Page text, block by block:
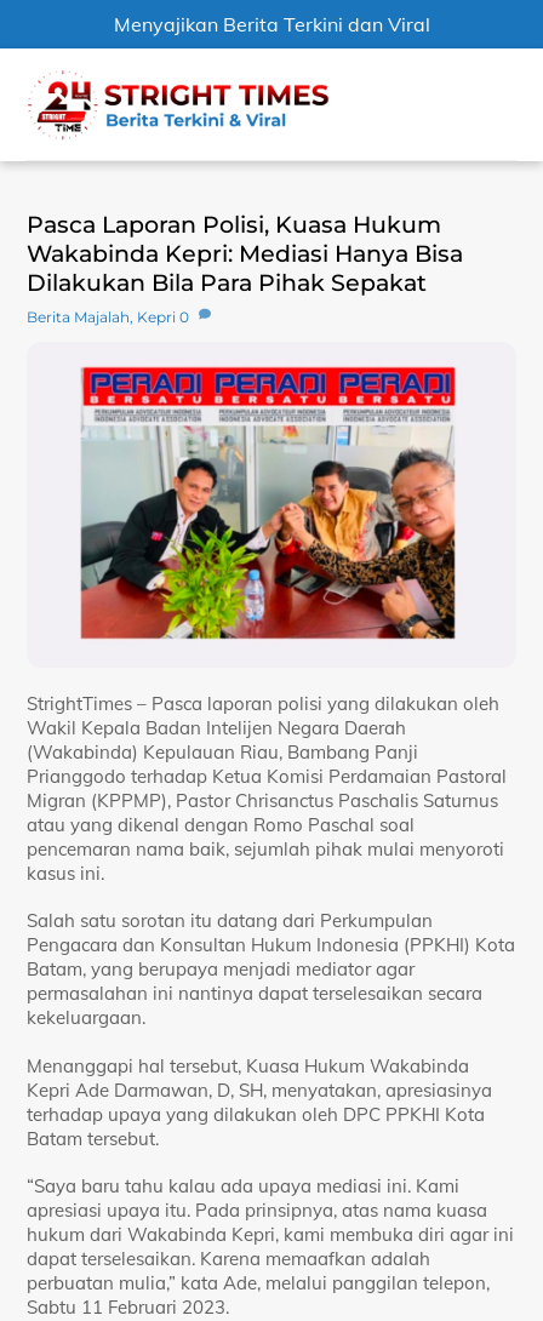
Menyajikan Berita Terkini dan Viral
content
Pasca Laporan Polisi, Kuasa Hukum
Wakabinda Kepri: Mediasi Hanya Bisa
Dilakukan Bila Para Pihak Sepakat
Berita Majalah, Kepri 0
StrightTimes – Pasca laporan polisi yang dilakukan oleh
Wakil Kepala Badan Intelijen Negara Daerah
(Wakabinda) Kepulauan Riau, Bambang Panji
Prianggodo terhadap Ketua Komisi Perdamaian Pastoral
Migran (KPPMP), Pastor Chrisanctus Paschalis Saturnus
atau yang dikenal dengan Romo Paschal soal
pencemaran nama baik, sejumlah pihak mulai menyoroti
kasus ini.
Salah satu sorotan itu datang dari Perkumpulan
Pengacara dan Konsultan Hukum Indonesia (PPKHI) Kota
Batam, yang berupaya menjadi mediator agar
permasalahan ini nantinya dapat terselesaikan secara
kekeluargaan.
Menanggapi hal tersebut, Kuasa Hukum Wakabinda
Kepri Ade Darmawan, D, SH, menyatakan, apresiasinya
terhadap upaya yang dilakukan oleh DPC PPKHI Kota
Batam tersebut.
“Saya baru tahu kalau ada upaya mediasi ini. Kami
apresiasi upaya itu. Pada prinsipnya, atas nama kuasa
hukum dari Wakabinda Kepri, kami membuka diri agar ini
dapat terselesaikan. Karena memaafkan adalah
perbuatan mulia,” kata Ade, melalui panggilan telepon,
Sabtu 11 Februari 2023.